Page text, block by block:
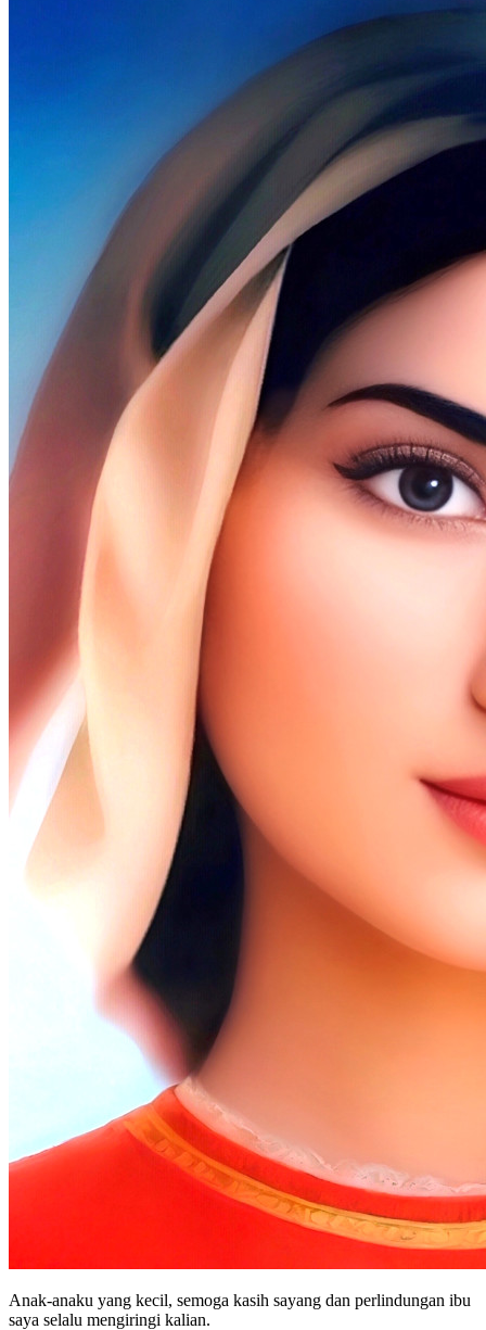
Anak-anaku yang kecil, semoga kasih sayang dan perlindungan ibu
saya selalu mengiringi kalian.